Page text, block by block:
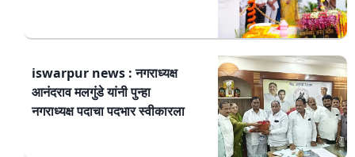
iswarpur news : नगराध्यक्ष
आनंदराव मलगुंडे यांनी पुन्हा
नगराध्यक्ष पदाचा पदभार स्वीकारला